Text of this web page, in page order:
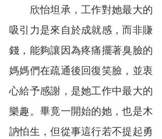
欣怡坦承，工作對她最大的
吸引力是來自於成就感，而非賺
錢，能夠讓因為疼痛擺著臭臉的
媽媽們在疏通後回復笑臉，並衷
心給予感謝，是她工作中最大的
樂趣。畢竟一開始的她，也是木
訥怕生，但從事這行若不提起勇